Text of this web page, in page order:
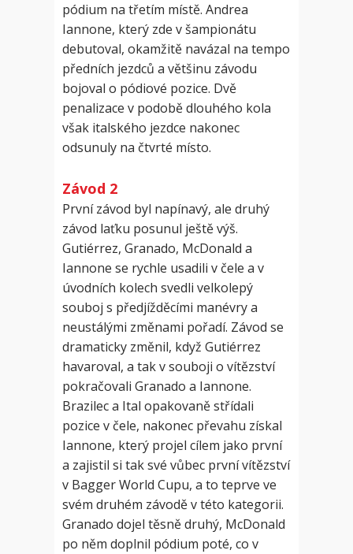
pódium na třetím místě. Andrea
Iannone, který zde v šampionátu
debutoval, okamžitě navázal na tempo
předních jezdců a většinu závodu
bojoval o pódiové pozice. Dvě
penalizace v podobě dlouhého kola
však italského jezdce nakonec
odsunuly na čtvrté místo.
Závod 2
První závod byl napínavý, ale druhý
závod laťku posunul ještě výš.
Gutiérrez, Granado, McDonald a
Iannone se rychle usadili v čele a v
úvodních kolech svedli velkolepý
souboj s předjížděcími manévry a
neustálými změnami pořadí. Závod se
dramaticky změnil, když Gutiérrez
havaroval, a tak v souboji o vítězství
pokračovali Granado a Iannone.
Brazilec a Ital opakovaně střídali
pozice v čele, nakonec převahu získal
Iannone, který projel cílem jako první
a zajistil si tak své vůbec první vítězství
v Bagger World Cupu, a to teprve ve
svém druhém závodě v této kategorii.
Granado dojel těsně druhý, McDonald
po něm doplnil pódium poté, co v